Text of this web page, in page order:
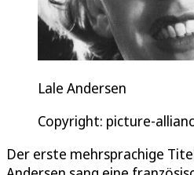
Lale Andersen
Copyright: picture-
Der erste mehrsprachige